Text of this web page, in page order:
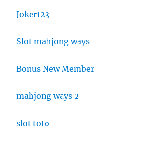
Joker123
Slot mahjong ways
Bonus New Member
mahjong ways 2
slot toto